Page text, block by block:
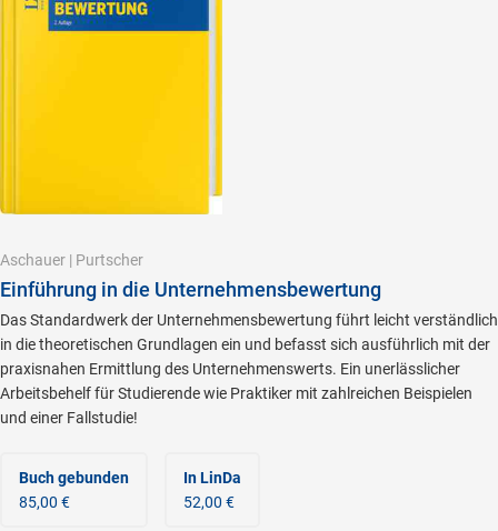
Aschauer | Purtscher
Einführung in die Unternehmensbewertung
Das Standardwerk der Unternehmensbewertung führt leicht verständlich
in die theoretischen Grundlagen ein und befasst sich ausführlich mit der
praxisnahen Ermittlung des Unternehmenswerts. Ein unerlässlicher
Arbeitsbehelf für Studierende wie Praktiker mit zahlreichen Beispielen
und einer Fallstudie!
Buch gebunden
85,00 €
In LinDa
52,00 €